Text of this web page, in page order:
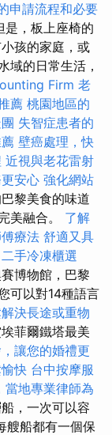
申請流程和必要
是，板上座椅的
孩的家庭，或
域的日常生活，
Firm 老
薦 桃園地區的
失智症患者的
壁癌處理，快
近視與老花雷射
安心 強化網站
黎美食的味道
美融合。 了解
療法 舒適又具
二手冷凍櫃選
博物館，巴黎
可以對14種語言
決長途或重物
菲爾鐵塔最美
讓您的婚禮更
快 台中按摩服
當地專業律師為
，一次可以容
艘船都有一個保